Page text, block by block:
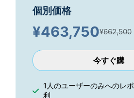
個別価格
¥463,750¥662,500
今すぐ購
1人のユーザーのみへのレ
利